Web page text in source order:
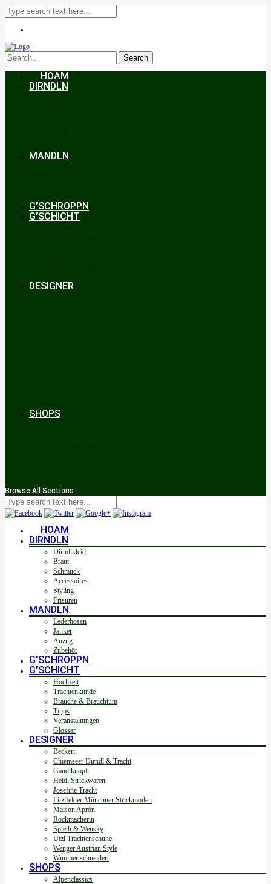
Search
HOAM
DIRNDLN
MANDLN
G’SCHROPPN
G’SCHICHT
DESIGNER
SHOPS
Browse All Sections
HOAM
DIRNDLN
Dirndlkleid
Braut
Schmuck
Accessoires
Styling
Frisuren
MANDLN
Lederhosen
Janker
Anzug
Zubehör
G’SCHROPPN
G’SCHICHT
Hochzeit
Trachtenkunde
Bräuche & Brauchtum
Tipps
Veranstaltungen
Glossar
DESIGNER
Beckert
Chiemseer Dirndl & Tracht
Gaudiknopf
Heidi Strickwaren
Josefine Tracht
Litzlfelder Münchner Strickmoden
Maison Aprón
Rockmacherin
Spieth & Wensky
Utzi Trachtenschuhe
Wenger Austrian Style
Wimmer schneidert
SHOPS
Alpenclassics